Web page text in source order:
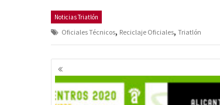
Noticias Triatlón
Oficiales Técnicos, Reciclaje Oficiales, Triatlón
Navegación
de
entradas